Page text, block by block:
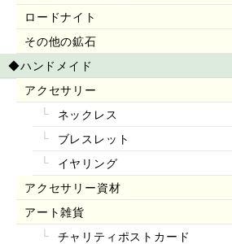
ロードナイト
その他の鉱石
◆ハンドメイド
アクセサリー
ネックレス
ブレスレット
イヤリング
アクセサリー資材
アート雑貨
チャリティポストカード